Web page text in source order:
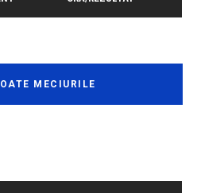
MECIURILE